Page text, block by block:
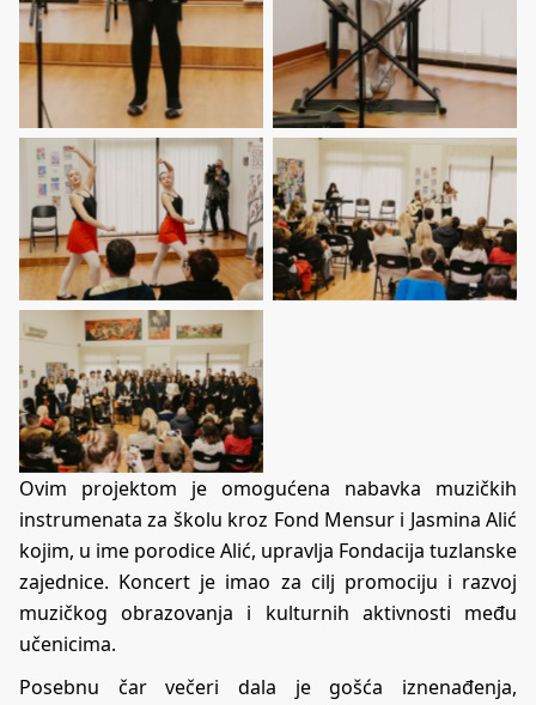
Ovim projektom je omogućena nabavka muzičkih
instrumenata za školu kroz Fond Mensur i Jasmina Alić
kojim, u ime porodice Alić, upravlja Fondacija tuzlanske
zajednice. Koncert je imao za cilj promociju i razvoj
muzičkog obrazovanja i kulturnih aktivnosti među
učenicima.
Posebnu čar večeri dala je gošća iznenađenja,